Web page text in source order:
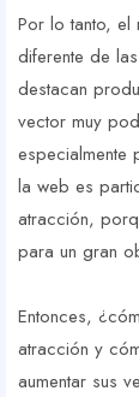
Por lo tanto, el
diferente de
destacan
vector muy
especialmente
la web es
atracción,
para un gran
Entonces,
atracción y
aumentar sus